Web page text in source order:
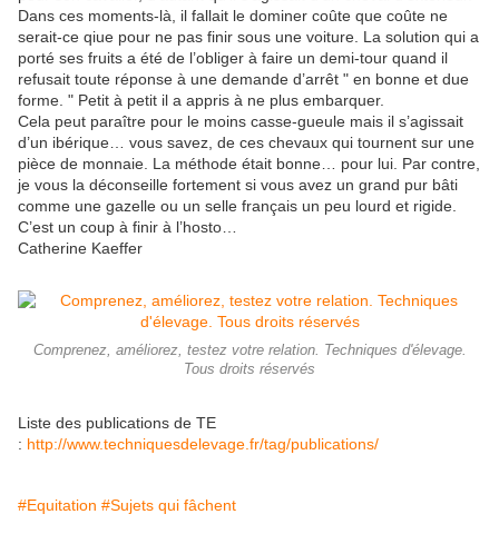
Dans ces moments-là, il fallait le dominer coûte que coûte ne
serait-ce qiue pour ne pas finir sous une voiture. La solution qui a
porté ses fruits a été de l’obliger à faire un demi-tour quand il
refusait toute réponse à une demande d’arrêt " en bonne et due
forme. " Petit à petit il a appris à ne plus embarquer.
Cela peut paraître pour le moins casse-gueule mais il s’agissait
d’un ibérique… vous savez, de ces chevaux qui tournent sur une
pièce de monnaie. La méthode était bonne… pour lui. Par contre,
je vous la déconseille fortement si vous avez un grand pur bâti
comme une gazelle ou un selle français un peu lourd et rigide.
C’est un coup à finir à l’hosto…
Catherine Kaeffer
Comprenez, améliorez, testez votre relation. Techniques d'élevage.
Tous droits réservés
Liste des publications de TE
: http://www.techniquesdelevage.fr/tag/publications/
#Equitation #Sujets qui fâchent